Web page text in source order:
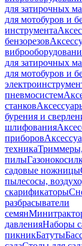
для затирочных
для мотобуров и
инструмента
бензорезов
для затирочных
для мотобуров и
пневмосистем
станков
бурения и
шлифования
приборов
техника
пилы
садовые ножницы
пылесосы,
скарификаторы
разбрасыватели
семян
давленияНаборы
пикникБатуты